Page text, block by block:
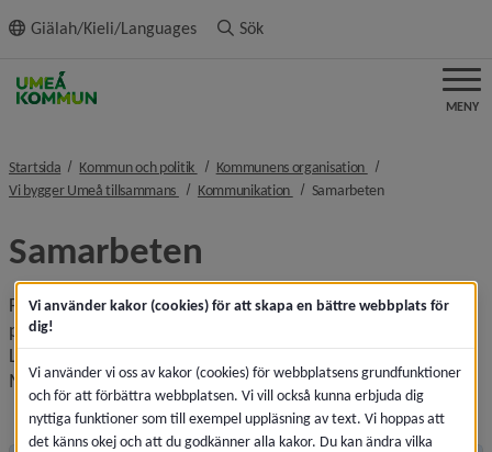
innehållet
Giälah/Kieli/Languages Sök
MENY
Startsida Kommun och politik nivå i brödsmulenavigeringen
Kommunens organisation nivå i
Vi bygger Umeå tillsammans nivå i brödsmulenavigeringen
Kommunikation nivå i brödsmulenavigeringen
Samarbetennivå i
Samarbeten
För att lösa utmaningarna så finns samarbeten på flera
plan, några av dem är SKR, Sveriges kommunikatörer.
Länstyrelsen i Västerbotten, Umeå universitet och
Marknadsföreningen i Umeå.
Vi använder kakor (cookies) för att skapa en bättre webbplats för
dig!
Vi använder vi oss av kakor (cookies) för webbplatsens grundfunktioner
och för att förbättra webbplatsen. Vi vill också kunna erbjuda dig
nyttiga funktioner som till exempel uppläsning av text. Vi hoppas att
det känns okej och att du godkänner alla kakor. Du kan ändra vilka